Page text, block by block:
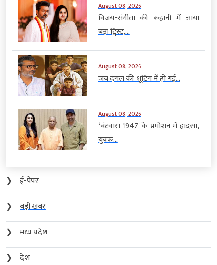
August 08, 2026
विजय-संगीता की कहानी में आया
बड़ा ट्विस्ट,...
August 08, 2026
जब दंगल की शूटिंग में हो गई...
August 08, 2026
‘बंटवारा 1947’ के प्रमोशन में हादसा,
युवक...
❯
ई-पेपर
❯
बड़ी खबर
❯
मध्य प्रदेश
❯
देश